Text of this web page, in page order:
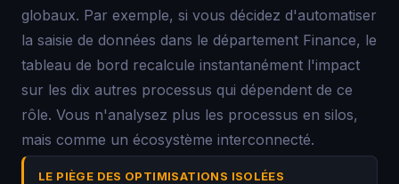
globaux. Par exemple, si vous décidez d'automatiser
la saisie de données dans le département Finance, le
tableau de bord recalcule instantanément l'impact
sur les dix autres processus qui dépendent de ce
rôle. Vous n'analysez plus les processus en silos,
mais comme un écosystème interconnecté.
LE PIÈGE DES OPTIMISATIONS ISOLÉES